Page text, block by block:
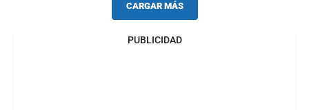
CARGAR MÁS
PUBLICIDAD